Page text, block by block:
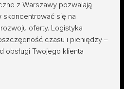
z Warszawy pozwalają
się na
oferty. Logistyka
czasu i pieniędzy –
obsługi Twojego klienta